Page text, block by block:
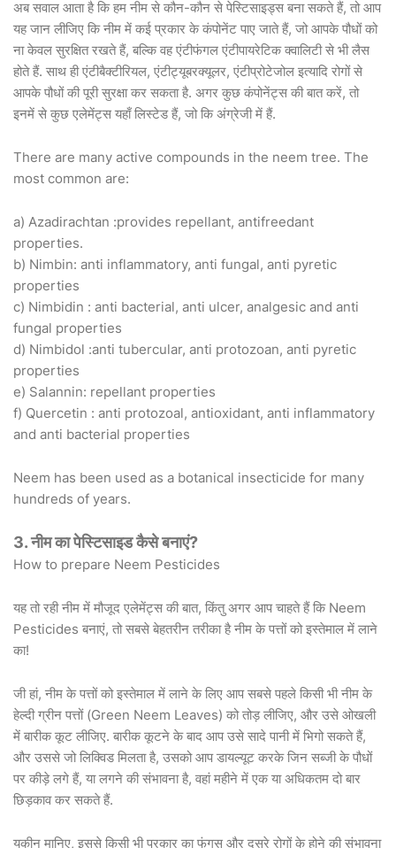
अब सवाल आता है कि हम नीम से कौन-कौन से पेस्टिसाइड्स बना सकते हैं, तो आप
यह जान लीजिए कि नीम में कई प्रकार के कंपोनेंट पाए जाते हैं, जो आपके पौधों को
ना केवल सुरक्षित रखते हैं, बल्कि वह एंटीफंगल एंटीपायरेटिक क्वालिटी से भी लैस
होते हैं. साथ ही एंटीबैक्टीरियल, एंटीट्यूबरक्यूलर, एंटीप्रोटेजोल इत्यादि रोगों से
आपके पौधों की पूरी सुरक्षा कर सकता है. अगर कुछ कंपोनेंट्स की बात करें, तो
इनमें से कुछ एलेमेंट्स यहाँ लिस्टेड हैं, जो कि अंग्रेजी में हैं.
There are many active compounds in the neem tree. The
most common are:
a) Azadirachtan :provides repellant, antifreedant
properties.
b) Nimbin: anti inflammatory, anti fungal, anti pyretic
properties
c) Nimbidin : anti bacterial, anti ulcer, analgesic and anti
fungal properties
d) Nimbidol :anti tubercular, anti protozoan, anti pyretic
properties
e) Salannin: repellant properties
f) Quercetin : anti protozoal, antioxidant, anti inflammatory
and anti bacterial properties
Neem has been used as a botanical insecticide for many
hundreds of years.
3. नीम का पेस्टिसाइड कैसे बनाएं?
How to prepare Neem Pesticides
यह तो रही नीम में मौजूद एलेमेंट्स की बात, किंतु अगर आप चाहते हैं कि Neem
Pesticides बनाएं, तो सबसे बेहतरीन तरीका है नीम के पत्तों को इस्तेमाल में लाने
का!
जी हां, नीम के पत्तों को इस्तेमाल में लाने के लिए आप सबसे पहले किसी भी नीम के
हेल्दी ग्रीन पत्तों (Green Neem Leaves) को तोड़ लीजिए, और उसे ओखली
में बारीक कूट लीजिए. बारीक कूटने के बाद आप उसे सादे पानी में भिगो सकते हैं,
और उससे जो लिक्विड मिलता है, उसको आप डायल्यूट करके जिन सब्जी के पौधों
पर कीड़े लगे हैं, या लगने की संभावना है, वहां महीने में एक या अधिकतम दो बार
छिड़काव कर सकते हैं.
यकीन मानिए, इससे किसी भी प्रकार का फंगस और दूसरे रोगों के होने की संभावना